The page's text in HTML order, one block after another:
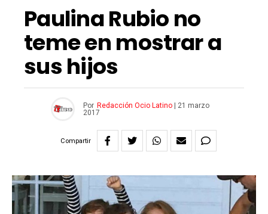
Paulina Rubio no
teme en mostrar a
sus hijos
Por Redacción Ocio Latino
21 marzo
2017
Compartir